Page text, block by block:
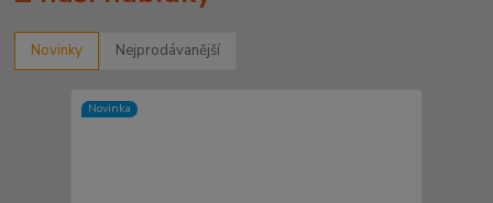
Novinky Nejprodávanější
Novinka